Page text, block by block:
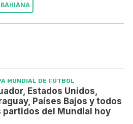
MUNDIAL DE FÚTBOL
Estados Unidos,
Países Bajos y todos
partidos del Mundial hoy